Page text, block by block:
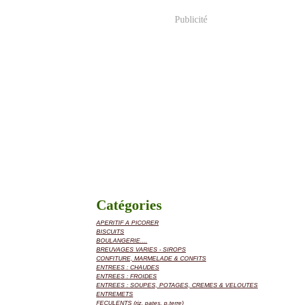
Publicité
Catégories
APERITIF A PICORER
BISCUITS
BOULANGERIE....
BREUVAGES VARIES - SIROPS
CONFITURE, MARMELADE & CONFITS
ENTREES : CHAUDES
ENTREES : FROIDES
ENTREES : SOUPES, POTAGES, CREMES & VELOUTES
ENTREMETS
FECULENTS (riz, pates, p.terre)